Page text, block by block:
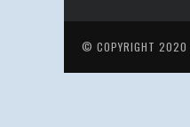
© COPYRIGHT 2020